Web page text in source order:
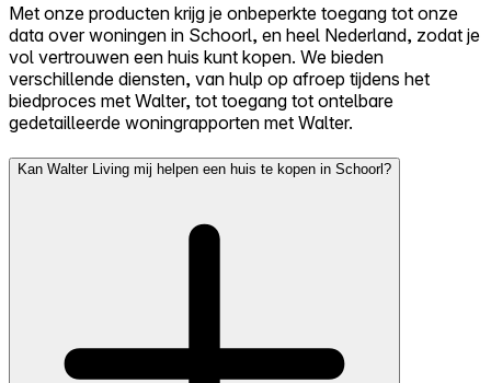
Met onze producten krijg je onbeperkte toegang tot onze
data over woningen in Schoorl, en heel Nederland, zodat je
vol vertrouwen een huis kunt kopen. We bieden
verschillende diensten, van hulp op afroep tijdens het
biedproces met Walter, tot toegang tot ontelbare
gedetailleerde woningrapporten met Walter.
Kan Walter Living mij helpen een huis te kopen in Schoorl?